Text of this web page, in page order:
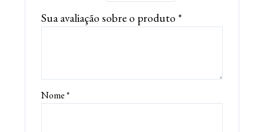
Sua avaliação sobre o produto *
Nome*